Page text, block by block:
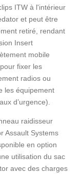
ITW à l'intérieur
et peut être
retiré, rendant
Insert
mobile
fixer les
radios ou
les équipement
d’urgence).
raidisseur
Assault Systems
en option
utilisation du sac
avec des charges